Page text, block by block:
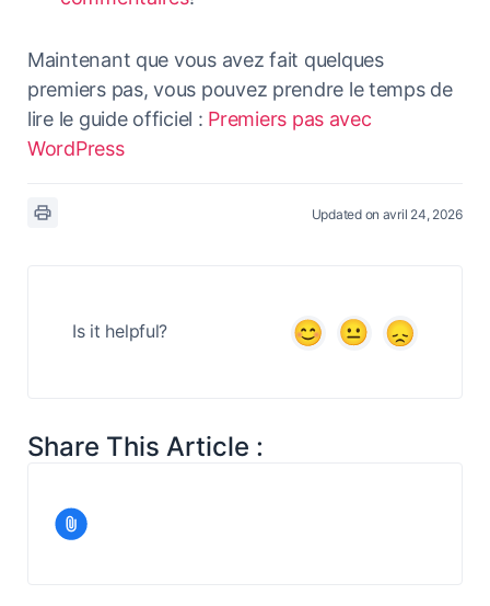
Maintenant que vous avez fait quelques
premiers pas, vous pouvez prendre le temps de
lire le guide officiel : Premiers pas avec
WordPress
Updated on avril 24, 2026
Is it helpful?
Share This Article :